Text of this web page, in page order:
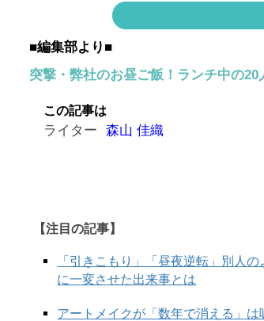
YU-Uさんって、どんな
■編集部より■
突撃・弊社のお昼ご飯！ランチ中の
この記事は
ライター 森山 佳織
【注目の記事】
「引きこもり」「昼夜逆転」別人
に一変させた出来事とは
アートメイクが「数年で消える」